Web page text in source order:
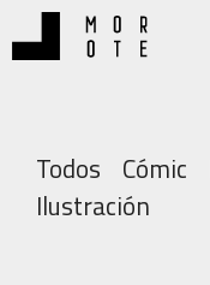
Saltar
al
Todos Cómic
Ilustración